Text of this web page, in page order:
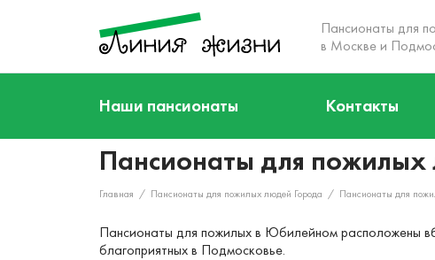
Пансионаты для
в Москве и
Наши пансионаты Контакты
Наша команда
Акции
Наши пансионатыПансионаты для
Главная / Пансионаты для пожилых людей Города / Пансионаты для
Пансионаты для пожилых в Юбилейном расположены
благоприятных в Подмосковье.